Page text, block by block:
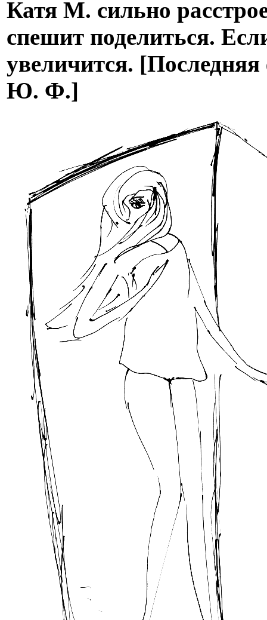
Катя М. сильно
спешит поделиться.
увеличится.
Ю. Ф.]